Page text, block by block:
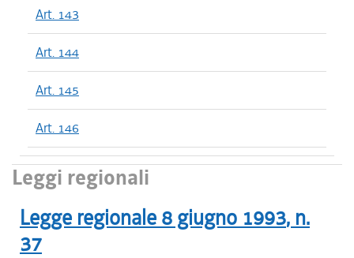
Art. 143
Art. 144
Art. 145
Art. 146
Leggi regionali
Legge regionale 8 giugno 1993, n.
37